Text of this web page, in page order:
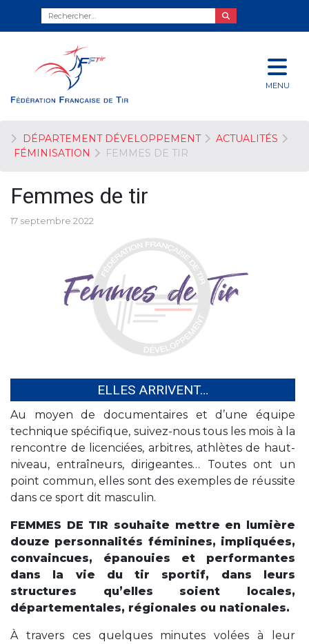
MENU
DÉPARTEMENT DÉVELOPPEMENT
ACTUALITÉS
FÉMINISATION
FEMMES DE TIR
Femmes de tir
17 septembre 2022
ELLES ARRIVENT…
Au moyen de documentaires et d’une équipe
technique spécifique, suivez-nous tous les mois à la
rencontre de licenciées, arbitres, athlètes de haut-
niveau, entraîneurs, dirigeantes… Toutes ont un
point commun, elles sont des exemples de réussite
dans ce sport dit masculin.
FEMMES DE TIR souhaite mettre en lumière
douze personnalités féminines, impliquées,
convaincues, épanouies et performantes
dans la vie du tir sportif, dans leurs
structures qu’elles soient locales,
départementales, régionales ou nationales.
À travers ces quelques minutes volées à leur